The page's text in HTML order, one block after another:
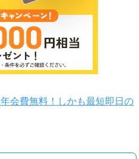
会費無料！しかも最短即日の